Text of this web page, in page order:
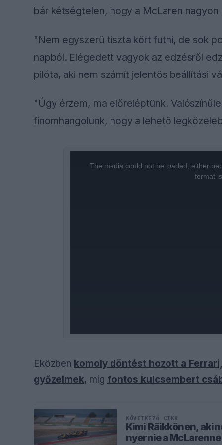
bár kétségtelen, hogy a McLaren nagyon
"Nem egyszerű tiszta kört futni, de sok
napból. Elégedett vagyok az edzésről
pilóta, aki nem számít jelentős beállítási
"Úgy érzem, ma előreléptünk.
finomhangolunk, hogy a lehető
The media could not be loaded, either
format
Eközben komoly döntést hozott a
győzelmek, míg fontos kulcsembert
KÖVETKEZŐ CIKK
Kimi Räikkönen,
nyernie a